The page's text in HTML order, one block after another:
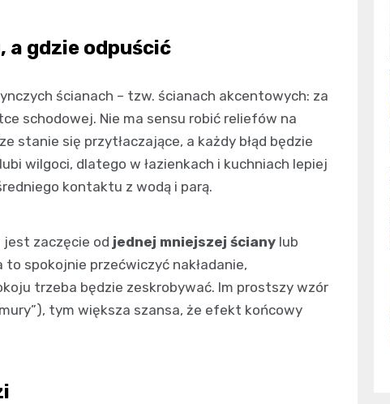
a gdzie odpuścić
ścianach – tzw. ścianach akcentowych: za
schodowej. Nie ma sensu robić reliefów na
stanie się przytłaczające, a każdy błąd będzie
wilgoci, dlatego w łazienkach i kuchniach lepiej
kontaktu z wodą i parą.
jest zaczęcie od jednej mniejszej ściany lub
spokojnie przećwiczyć nakładanie,
trzeba będzie zeskrobywać. Im prostszy wzór
tym większa szansa, że efekt końcowy